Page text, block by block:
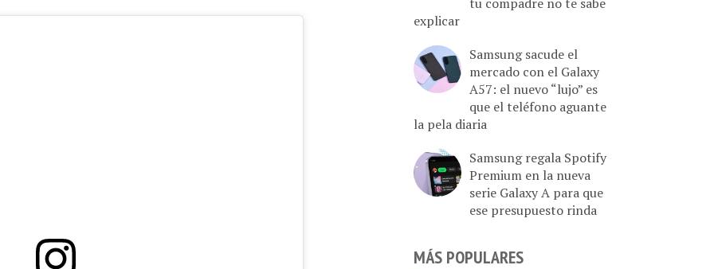
explicar
Samsung sacude el
mercado con el Galaxy
A57: el nuevo “lujo” es
que el teléfono aguante
la pela diaria
Samsung regala Spotify
Premium en la nueva
serie Galaxy A para que
ese presupuesto rinda
MÁS POPULARES